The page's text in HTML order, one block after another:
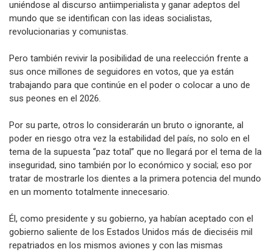
uniéndose al discurso antiimperialista y ganar adeptos del
mundo que se identifican con las ideas socialistas,
revolucionarias y comunistas.
Pero también revivir la posibilidad de una reelección frente a
sus once millones de seguidores en votos, que ya están
trabajando para que continúe en el poder o colocar a uno de
sus peones en el 2026.
Por su parte, otros lo considerarán un bruto o ignorante, al
poder en riesgo otra vez la estabilidad del país, no solo en el
tema de la supuesta “paz total” que no llegará por el tema de la
inseguridad, sino también por lo económico y social; eso por
tratar de mostrarle los dientes a la primera potencia del mundo
en un momento totalmente innecesario.
Él, como presidente y su gobierno, ya habían aceptado con el
gobierno saliente de los Estados Unidos más de dieciséis mil
repatriados en los mismos aviones y con las mismas